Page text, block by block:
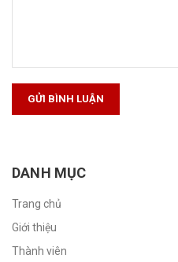
GỬI BÌNH LUẬN
DANH MỤC
Trang chủ
Giới thiệu
Thành viên